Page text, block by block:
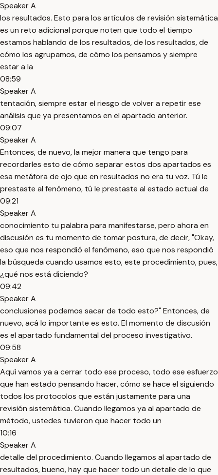
Speaker A
los resultados. Esto para los artículos de revisión sistemática
es un reto adicional porque noten que todo el tiempo
estamos hablando de los resultados, de los resultados, de
cómo los agrupamos, de cómo los pensamos y siempre
estar a la
08:59
Speaker A
tentación, siempre estar el riesgo de volver a repetir ese
análisis que ya presentamos en el apartado anterior.
09:07
Speaker A
Entonces, de nuevo, la mejor manera que tengo para
recordarles esto de cómo separar estos dos apartados es
esa metáfora de ojo que en resultados no era tu voz. Tú le
prestaste al fenómeno, tú le prestaste al estado actual de
09:21
Speaker A
conocimiento tu palabra para manifestarse, pero ahora en
discusión es tu momento de tomar postura, de decir, "Okay,
eso que nos respondió el fenómeno, eso que nos respondió
la búsqueda cuando usamos esto, este procedimiento, pues,
¿qué nos está diciendo?
09:42
Speaker A
conclusiones podemos sacar de todo esto?" Entonces, de
nuevo, acá lo importante es esto. El momento de discusión
es el apartado fundamental del proceso investigativo.
09:58
Speaker A
Aquí vamos ya a cerrar todo ese proceso, todo ese esfuerzo
que han estado pensando hacer, cómo se hace el siguiendo
todos los protocolos que están justamente para una
revisión sistemática. Cuando llegamos ya al apartado de
método, ustedes tuvieron que hacer todo un
10:16
Speaker A
detalle del procedimiento. Cuando llegamos al apartado de
resultados, bueno, hay que hacer todo un detalle de lo que